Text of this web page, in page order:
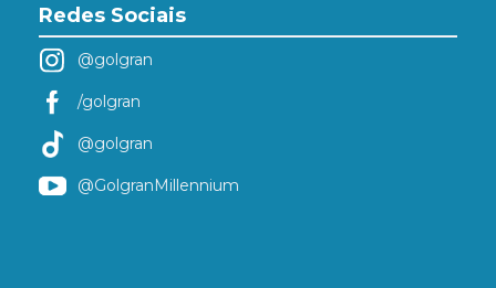
Redes Sociais
@golgran
/golgran
@golgran
@GolgranMillennium